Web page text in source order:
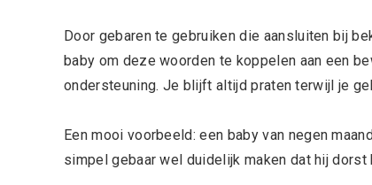
Door gebaren te gebruiken die aansluiten bij
baby om deze woorden te koppelen aan een
ondersteuning. Je blijft altijd praten terwijl je
Een mooi voorbeeld: een baby van negen
simpel gebaar wel duidelijk maken dat hij